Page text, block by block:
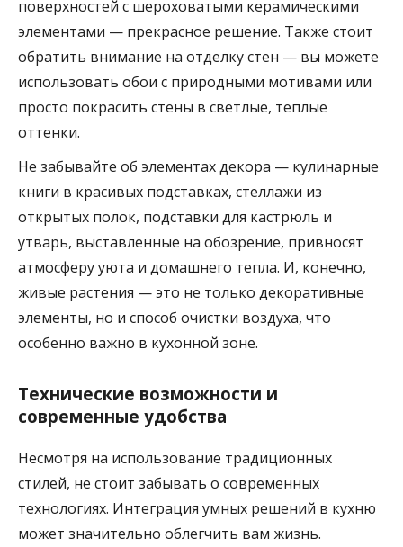
поверхностей с шероховатыми керамическими
элементами — прекрасное решение. Также стоит
обратить внимание на отделку стен — вы можете
использовать обои с природными мотивами или
просто покрасить стены в светлые, теплые
оттенки.
Не забывайте об элементах декора — кулинарные
книги в красивых подставках, стеллажи из
открытых полок, подставки для кастрюль и
утварь, выставленные на обозрение, привносят
атмосферу уюта и домашнего тепла. И, конечно,
живые растения — это не только декоративные
элементы, но и способ очистки воздуха, что
особенно важно в кухонной зоне.
Технические возможности и
современные удобства
Несмотря на использование традиционных
стилей, не стоит забывать о современных
технологиях. Интеграция умных решений в кухню
может значительно облегчить вам жизнь.